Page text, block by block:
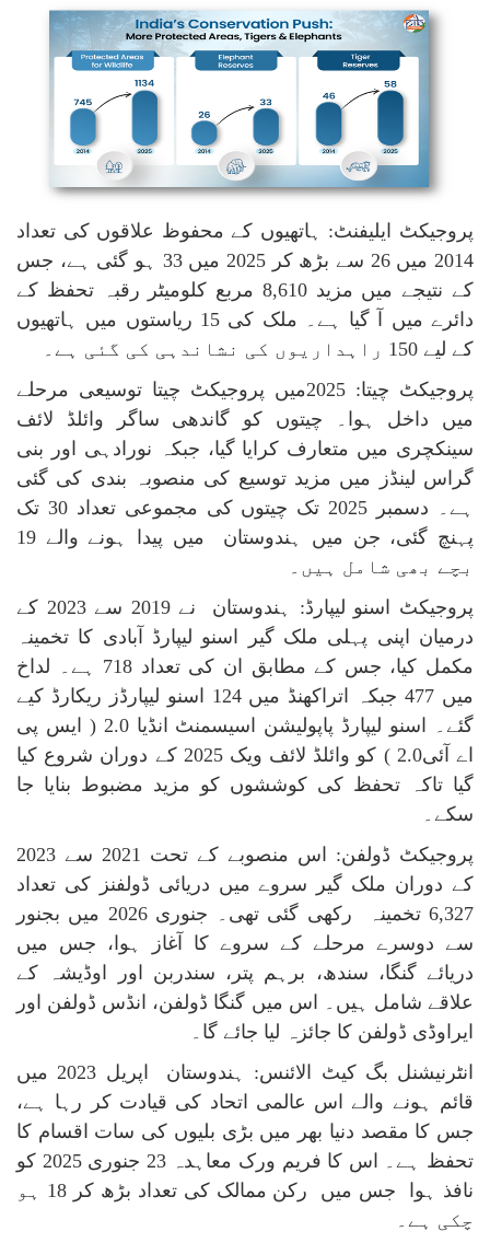
پروجیکٹ ایلیفنٹ: ہاتھیوں کے محفوظ علاقوں کی تعداد
2014 میں 26 سے بڑھ کر 2025 میں 33 ہو گئی ہے، جس
کے نتیجے میں مزید 8,610 مربع کلومیٹر رقبہ تحفظ کے
دائرے میں آ گیا ہے۔ ملک کی 15 ریاستوں میں ہاتھیوں
کے لیے 150 راہداریوں کی نشاندہی کی گئی ہے۔
پروجیکٹ چیتا: 2025میں پروجیکٹ چیتا توسیعی مرحلے
میں داخل ہوا۔ چیتوں کو گاندھی ساگر وائلڈ لائف
سینکچری میں متعارف کرایا گیا، جبکہ نورادہی اور بنی
گراس لینڈز میں مزید توسیع کی منصوبہ بندی کی گئی
ہے۔ دسمبر 2025 تک چیتوں کی مجموعی تعداد 30 تک
پہنچ گئی، جن میں ہندوستان میں پیدا ہونے والے 19
بچے بھی شامل ہیں۔
پروجیکٹ اسنو لیپارڈ: ہندوستان نے 2019 سے 2023 کے
درمیان اپنی پہلی ملک گیر اسنو لیپارڈ آبادی کا تخمینہ
مکمل کیا، جس کے مطابق ان کی تعداد 718 ہے۔ لداخ
میں 477 جبکہ اتراکھنڈ میں 124 اسنو لیپارڈز ریکارڈ کیے
گئے۔ اسنو لیپارڈ پاپولیشن اسیسمنٹ انڈیا 2.0 ( ایس پی
اے آئی2.0
) کو وائلڈ لائف ویک 2025 کے دوران شروع کیا
گیا تاکہ تحفظ کی کوششوں کو مزید مضبوط بنایا جا
سکے۔
پروجیکٹ ڈولفن: اس منصوبے کے تحت 2021 سے 2023
کے دوران ملک گیر سروے میں دریائی ڈولفنز کی تعداد
6,327 تخمینہ رکھی گئی تھی۔ جنوری 2026 میں بجنور
سے دوسرے مرحلے کے سروے کا آغاز ہوا، جس میں
دریائے گنگا، سندھ، برہم پتر، سندربن اور اوڈیشہ کے
علاقے شامل ہیں۔ اس میں گنگا ڈولفن، انڈس ڈولفن اور
ایراوڈی ڈولفن کا جائزہ لیا جائے گا۔
انٹرنیشنل بگ کیٹ الائنس: ہندوستان اپریل 2023 میں
قائم ہونے والے اس عالمی اتحاد کی قیادت کر رہا ہے،
جس کا مقصد دنیا بھر میں بڑی بلیوں کی سات اقسام کا
تحفظ ہے۔ اس کا فریم ورک معاہدہ 23 جنوری 2025 کو
نافذ ہوا جس میں رکن ممالک کی تعداد بڑھ کر 18 ہو
چکی ہے۔